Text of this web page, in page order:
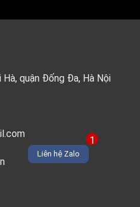
quận Đống Đa, Hà Nội
1
Liên hệ Zalo